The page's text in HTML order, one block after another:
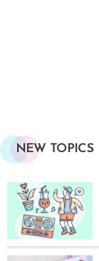
NEW TOPICS